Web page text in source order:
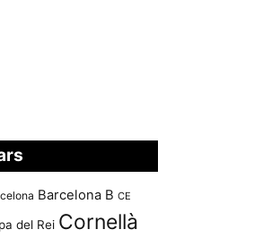
Barcelona B CE
del Rei Cornellà